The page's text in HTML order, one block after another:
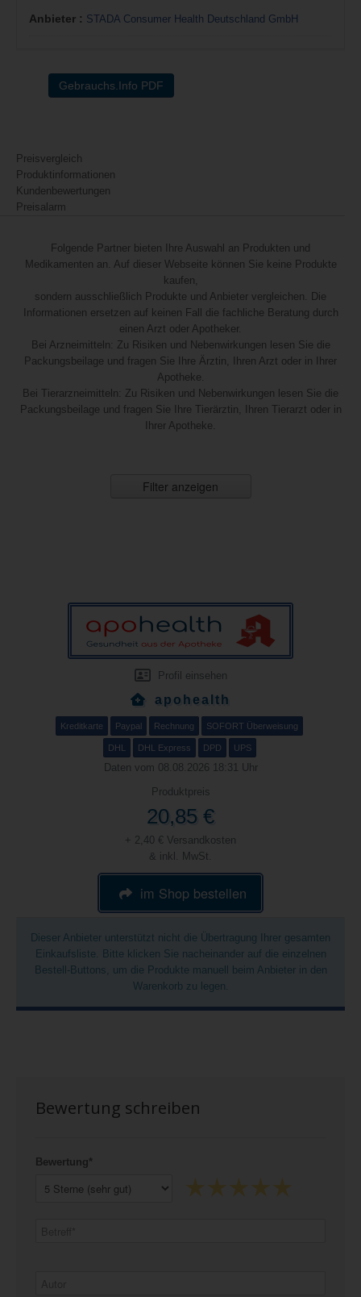
Anbieter : STADA Consumer Health Deutschland GmbH
Gebrauchs.Info PDF
Preisvergleich
Produktinformationen
Kundenbewertungen
Preisalarm
Folgende Partner bieten Ihre Auswahl an Produkten und
Medikamenten an. Auf dieser Webseite können Sie keine Produkte
kaufen,
sondern ausschließlich Produkte und Anbieter vergleichen. Die
Informationen ersetzen auf keinen Fall die fachliche Beratung durch
einen Arzt oder Apotheker.
Bei Arzneimitteln: Zu Risiken und Nebenwirkungen lesen Sie die
Packungsbeilage und fragen Sie Ihre Ärztin, Ihren Arzt oder in Ihrer
Apotheke.
Bei Tierarzneimitteln: Zu Risiken und Nebenwirkungen lesen Sie die
Packungsbeilage und fragen Sie Ihre Tierärztin, Ihren Tierarzt oder in
Ihrer Apotheke.
Filter anzeigen
Profil einsehen
apohealth
Kreditkarte Paypal Rechnung SOFORT Überweisung
DHL DHL Express DPD UPS
Daten vom 08.08.2026 18:31 Uhr
Produktpreis
20,85 €
+ 2,40 € Versandkosten
& inkl. MwSt.
im Shop bestellen
Dieser Anbieter unterstützt nicht die Übertragung Ihrer gesamten
Einkaufsliste. Bitte klicken Sie nacheinander auf die einzelnen
Bestell-Buttons, um die Produkte manuell beim Anbieter in den
Warenkorb zu legen.
Bewertung schreiben
Bewertung*